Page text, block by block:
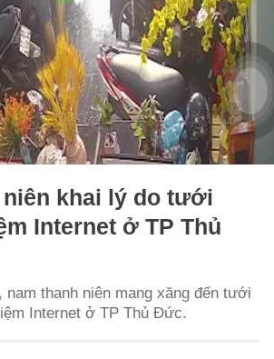
niên khai lý do tưới
Internet ở TP Thủ
nam thanh niên mang xăng đến tưới
Internet ở TP Thủ Đức.